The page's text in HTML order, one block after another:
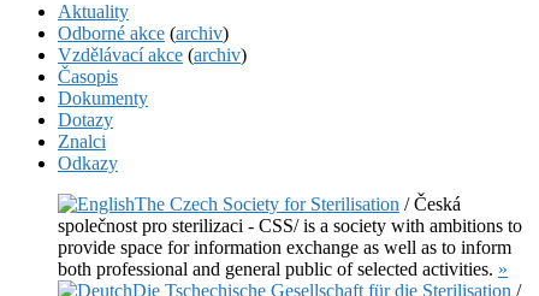
Aktuality
Odborné akce (archiv)
Vzdělávací akce (archiv)
Časopis
Dokumenty
Dotazy
Znalci
Odkazy
The Czech Society for Sterilisation / Česká
společnost pro sterilizaci - CSS/ is a society with ambitions to
provide space for information exchange as well as to inform
both professional and general public of selected activities. »
Die Tschechische Gesellschaft für die Sterilisation /